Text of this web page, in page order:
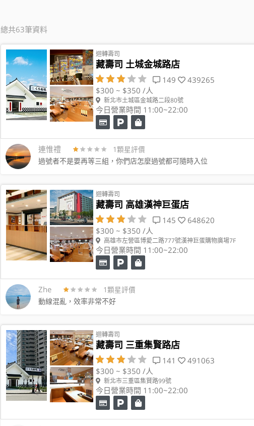
總共63筆資料
迴轉壽司
藏壽司 土城金城路店
149
439265
$300 ~ $350 /人
新北市土城區金城路二段80號
今日營業時間 11:00~22:00
連惟禮 1顆星評價
過號者不是要再等三組，你們店怎麼過號都可隨時入位
迴轉壽司
藏壽司 高雄漢神巨蛋店
145
648620
$300 ~ $350 /人
高雄市左營區博愛二路777號漢神巨蛋購物廣場7F
今日營業時間 11:00~22:00
Zhe 1顆星評價
動線混亂，效率非常不好
迴轉壽司
藏壽司 三重集賢路店
141
491063
$300 ~ $350 /人
新北市三重區集賢路99號
今日營業時間 11:00~22:00